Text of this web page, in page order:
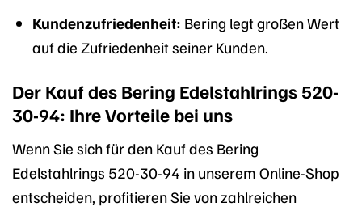
Kundenzufriedenheit: Bering legt großen Wert
auf die Zufriedenheit seiner Kunden.
Der Kauf des Bering Edelstahlrings 520-
30-94: Ihre Vorteile bei uns
Wenn Sie sich für den Kauf des Bering
Edelstahlrings 520-30-94 in unserem Online-Shop
entscheiden, profitieren Sie von zahlreichen